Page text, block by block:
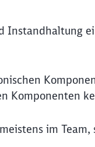
Komponenten
im